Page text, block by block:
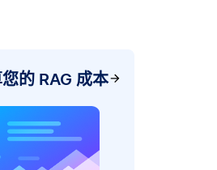
的 RAG 成本